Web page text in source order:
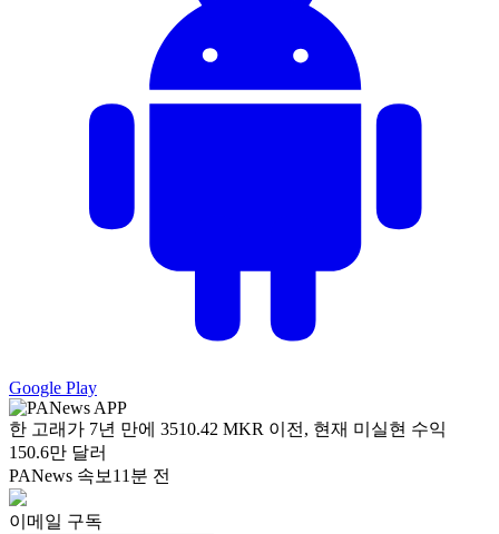
Google Play
한 고래가 7년 만에 3510.42 MKR 이전, 현재 미실현 수익
150.6만 달러
PANews 속보 11분 전
이메일 구독